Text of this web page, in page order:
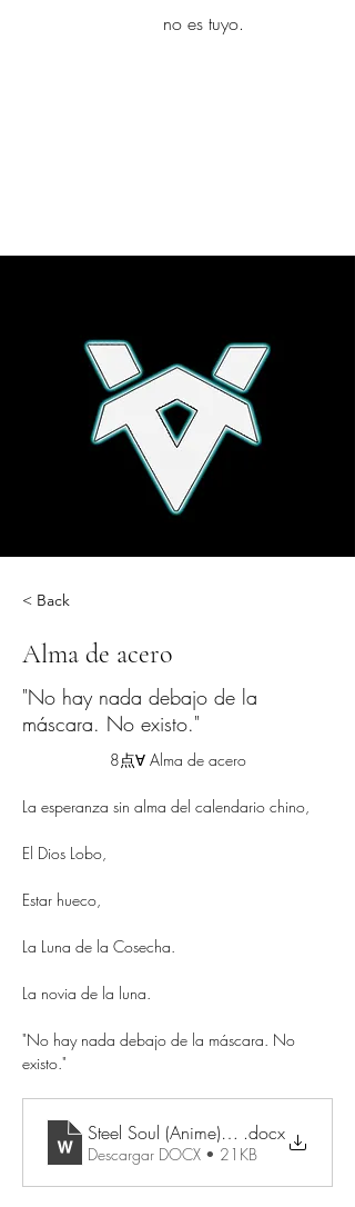
no es tuyo.
< Back
Alma de acero
"No hay nada debajo de la
máscara. No existo."
8点∀ Alma de acero
La esperanza sin alma del calendario chino,
El Dios Lobo,
Estar hueco,
La Luna de la Cosecha.
La novia de la luna.
"No hay nada debajo de la máscara. No
existo."
Steel Soul (Anime) Workshop
.docx
Descargar DOCX • 21KB